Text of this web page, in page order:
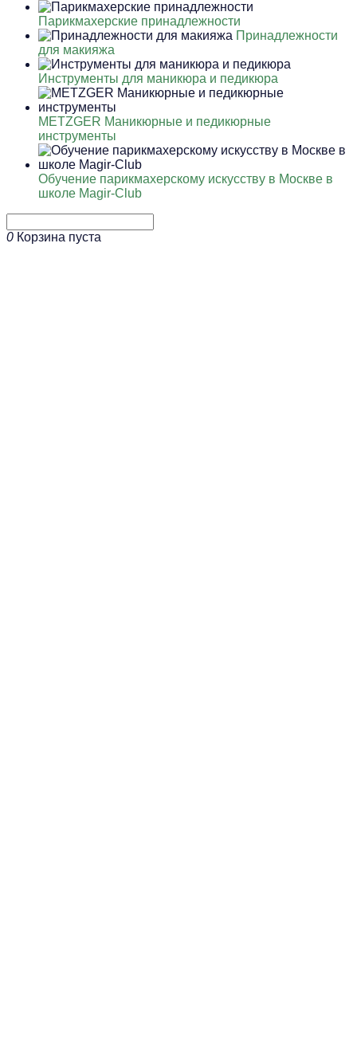
Парикмахерские принадлежности
Принадлежности
для макияжа
Инструменты для маникюра и педикюра
METZGER Маникюрные и педикюрные
инструменты
Обучение парикмахерскому искусству в Москве в
школе Magir-Club
0 Корзина пуста